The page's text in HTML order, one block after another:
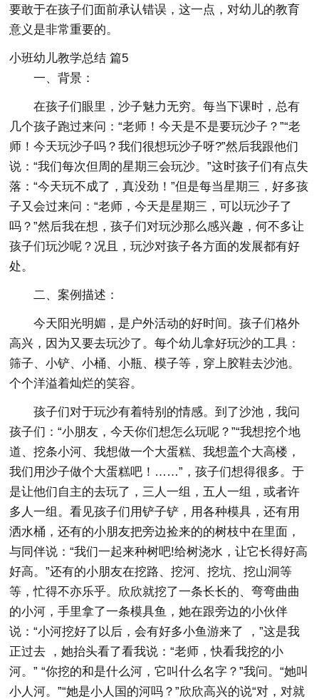
要敢于在孩子们面前承认错误，这一点，对幼儿的教育
意义是非常重要的。
小班幼儿教学总结 篇5
一、背景：
在孩子们眼里，沙子魅力无穷。每当下课时，总有
几个孩子跑过来问：“老师！今天是不是要玩沙子？”“老
师！今天玩沙子吗？我们很想玩沙子呀?”然后我跟他们
说：“我们每次但周的星期三会玩沙。”这时孩子们有点失
落：“今天玩不成了，真没劲！”但是每当星期三，好多孩
子又会过来问：“老师，今天是星期三，可以玩沙子了
吗？”然后我在想，孩子们对玩沙那么感兴趣，何不多让
孩子们玩沙呢？况且，玩沙对孩子各方面的发展都有好
处。
二、案例描述：
今天阳光明媚，是户外活动的好时间。孩子们格外
高兴，因为又要去玩沙了。每个幼儿拿好玩沙的工具：
筛子、小铲、小桶、小瓶、模子等，穿上胶鞋去沙池。
个个洋溢着灿烂的笑容。
孩子们对于玩沙有着特别的情感。到了沙池，我问
孩子们：“小朋友，今天你们想怎么玩呢？”“我想挖个地
道、挖条小河、我想做一个大蛋糕、我想盖个大高楼，
我们用沙子做个大蛋糕吧！……”，孩子们想得很多。于
是让他们自主的去玩了，三人一组，五人一组，或者许
多人一组。看见孩子们用铲子铲，用各种模具，还有用
洒水桶，还有的小朋友把旁边捡来的的树枝中在里面，
与同伴说：“我们一起来种树吧!给树浇水，让它长得好高
好高。”还有的小朋友在挖路、挖河、挖坑、挖山洞等
等，忙得不亦乐乎。欣欣就挖了一条长长的、弯弯曲曲
的小河，手里拿了一条模具鱼，她在跟旁边的小伙伴
说：“小河挖好了以后，会有好多小鱼游来了 ，”这是我
正过去 ，她抬头看了看我说：“老师，快看我挖的小
河。” “你挖的和是什么河，它叫什么名字？”我问。“她叫
小人河。”“她是小人国的河吗？”欣欣高兴的说“对，对就